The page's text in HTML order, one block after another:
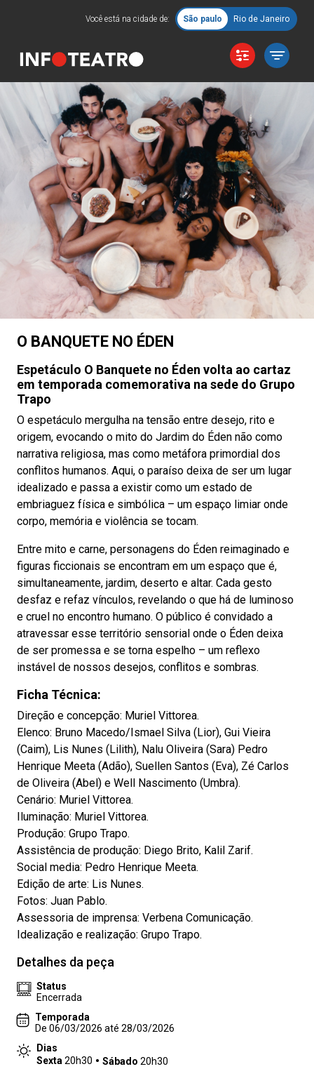
Você está na cidade de: São paulo Rio de Janeiro
O BANQUETE NO ÉDEN
Espetáculo O Banquete no Éden volta ao cartaz
em temporada comemorativa na sede do Grupo
Trapo
O espetáculo mergulha na tensão entre desejo, rito e
origem, evocando o mito do Jardim do Éden não como
narrativa religiosa, mas como metáfora primordial dos
conflitos humanos. Aqui, o paraíso deixa de ser um lugar
idealizado e passa a existir como um estado de
embriaguez física e simbólica – um espaço limiar onde
corpo, memória e violência se tocam.
Entre mito e carne, personagens do Éden reimaginado e
figuras ficcionais se encontram em um espaço que é,
simultaneamente, jardim, deserto e altar. Cada gesto
desfaz e refaz vínculos, revelando o que há de luminoso
e cruel no encontro humano. O público é convidado a
atravessar esse território sensorial onde o Éden deixa
de ser promessa e se torna espelho – um reflexo
instável de nossos desejos, conflitos e sombras.
Ficha Técnica:
Direção e concepção: Muriel Vittorea.
Elenco: Bruno Macedo/Ismael Silva (Lior), Gui Vieira
(Caim), Lis Nunes (Lilith), Nalu Oliveira (Sara) Pedro
Henrique Meeta (Adão), Suellen Santos (Eva), Zé Carlos
de Oliveira (Abel) e Well Nascimento (Umbra).
Cenário: Muriel Vittorea.
Iluminação: Muriel Vittorea.
Produção: Grupo Trapo.
Assistência de produção: Diego Brito, Kalil Zarif.
Social media: Pedro Henrique Meeta.
Edição de arte: Lis Nunes.
Fotos: Juan Pablo.
Assessoria de imprensa: Verbena Comunicação.
Idealização e realização: Grupo Trapo.
Detalhes da peça
Status
Encerrada
Temporada
De 06/03/2026 até 28/03/2026
Dias
Sexta 20h30 Sábado 20h30